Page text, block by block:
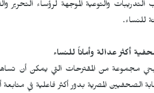
والتوعية الموجهة لرؤساء التحرير
للنساء.
أكثر عدالة وأماناً للنساء
مجموعة من المقترحات التي يمكن أن
الصحفيين المصرية بدور أكثر فاعلية في